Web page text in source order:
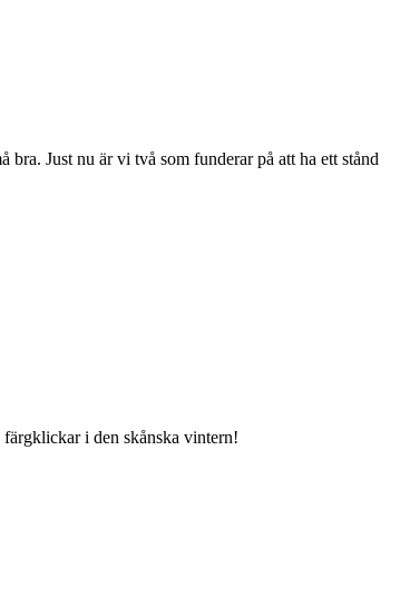
bra. Just nu är vi två som funderar på att ha ett stånd
färgklickar i den skånska vintern!